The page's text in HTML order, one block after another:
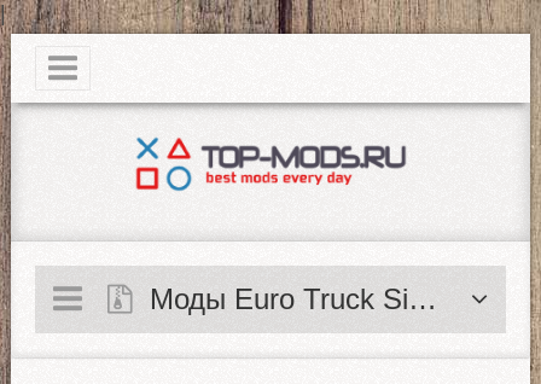
|
Моды Euro Truck Simulator 2